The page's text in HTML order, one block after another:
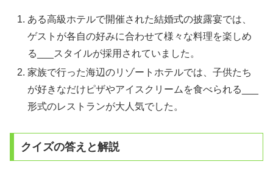
ある高級ホテルで開催された結婚式の披露宴では、
ゲストが各自の好みに合わせて様々な料理を楽しめ
る___スタイルが採用されていました。
家族で行った海辺のリゾートホテルでは、子供たち
が好きなだけピザやアイスクリームを食べられる___
形式のレストランが大人気でした。
クイズの答えと解説